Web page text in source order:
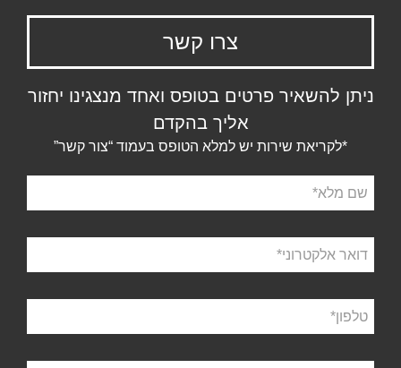
צרו קשר
ניתן להשאיר פרטים בטופס ואחד מנצגינו יחזור
אליך בהקדם
*לקריאת שירות יש למלא הטופס בעמוד “צור קשר”
טלפון